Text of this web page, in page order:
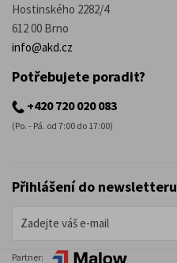
Hostinského 2282/4
612 00 Brno
info@akd.cz
Potřebujete poradit?
+420 720 020 083
(Po. - Pá. od 7:00 do 17:00)
Přihlášení do newsletteru
Partner: